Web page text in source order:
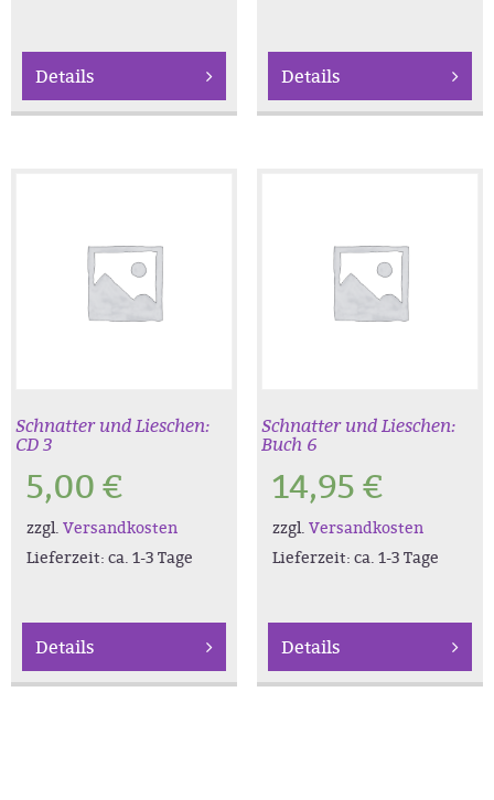
Details Details
Schnatter und Lieschen:
CD 3
5,00€
zzgl. Versandkosten
Lieferzeit: ca. 1-3 Tage
Details
Schnatter und Lieschen:
Buch 6
14,95€
zzgl. Versandkosten
Lieferzeit: ca. 1-3 Tage
Details